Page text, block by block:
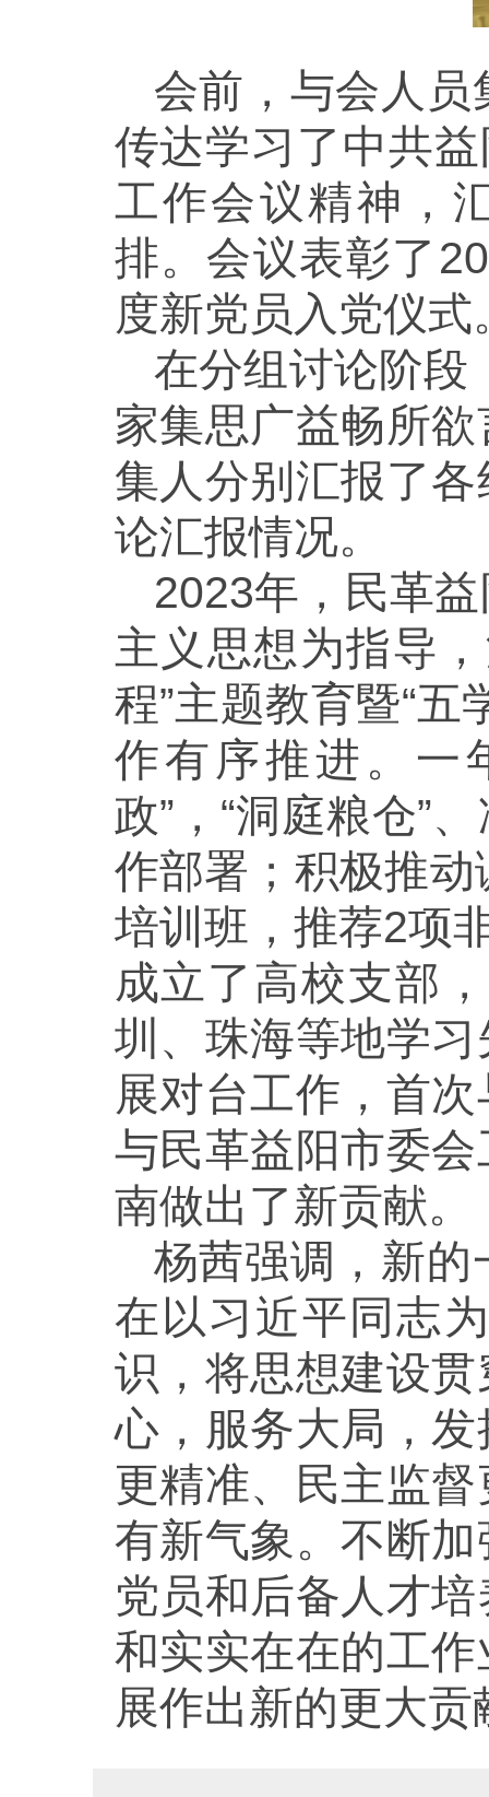
会前，与会人
传达学习了中共
工作会议精神，
排。会议表彰了
度新党员入党仪式
在分组讨论阶段
家集思广益畅所
集人分别汇报了
论汇报情况。
2023年，民革
主义思想为指导
程”主题教育暨“
作有序推进。一
政”，“洞庭粮仓”
作部署；积极推
培训班，推荐2项
成立了高校支部
圳、珠海等地学
展对台工作，首
与民革益阳市委
南做出了新贡献。
杨茜强调，新
在以习近平同志
识，将思想建设
心，服务大局，
更精准、民主监
有新气象。不断
党员和后备人才
和实实在在的工
展作出新的更大贡